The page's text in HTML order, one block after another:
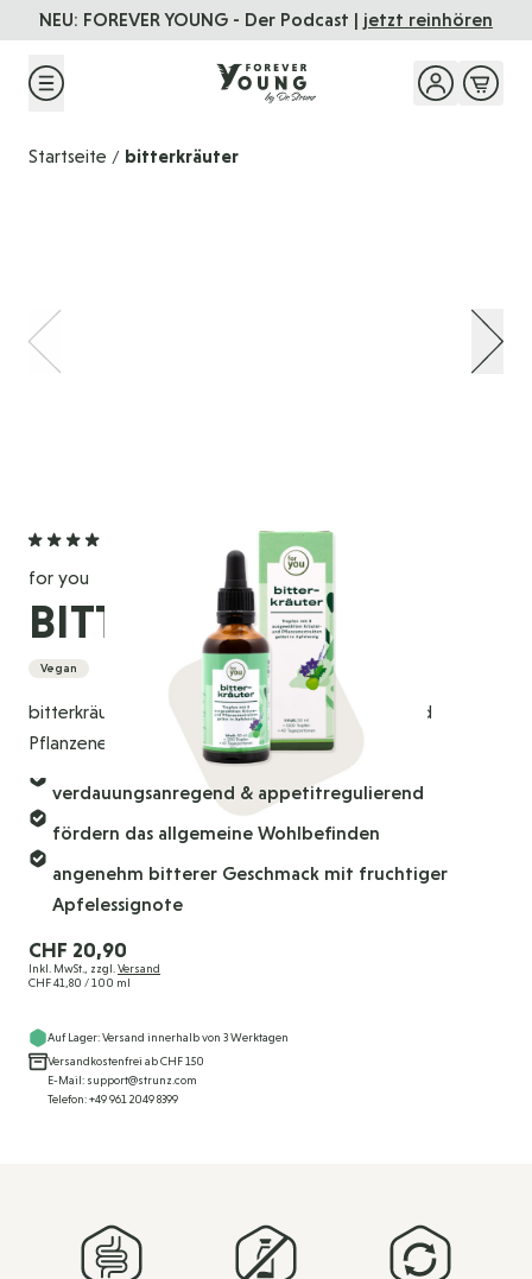
Direkt zum Inhalt
NEU: FOREVER YOUNG - Der Podcast | jetzt reinhören
Startseite / bitterkräuter
(2 Bewertungen)
for you
BITTERKRÄUTER
Vegan
bitterkräuter enthält Bitterstoffe aus Kräuter- und
Pflanzenextrakten gelöst in Apfelessig.
verdauungsanregend & appetitregulierend
fördern das allgemeine Wohlbefinden
angenehm bitterer Geschmack mit fruchtiger
Apfelessignote
CHF 20,90
Inkl. MwSt., zzgl. Versand
CHF 41,80 / 100 ml
Auf Lager: Versand innerhalb von 3 Werktagen
Versandkostenfrei ab CHF 150
E-Mail: support@strunz.com
Telefon: +49 961 2049 8399